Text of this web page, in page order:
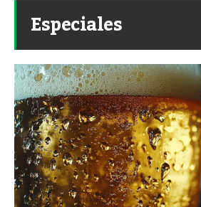
Especiales